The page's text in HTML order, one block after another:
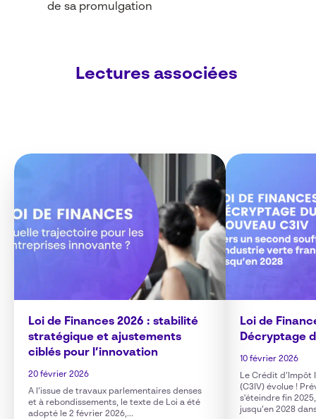
de sa promulgation
Lectures associées
Loi de Finances 2026 : stabilité
stratégique et ajustements
ciblés pour l’innovation
20 février 2026
A l’issue de travaux parlementaires denses
et à rebondissements, le texte de Loi a été
adopté le 2 février 2026,...
Loi de
Décryptage
10 février 2026
Le Crédit d’Impôt
(C3IV) évolue !
s'éteindre fin
jusqu’en 2028